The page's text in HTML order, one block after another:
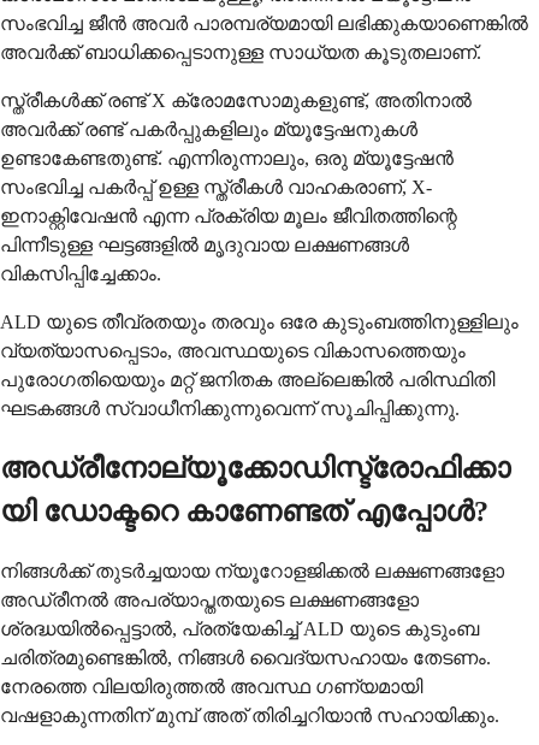
സംഭവിച്ച ജീൻ അവർ പാരമ്പര്യമായി ലഭിക്കുകയാണെങ്കിൽ
അവർക്ക് ബാധിക്കപ്പെടാനുള്ള സാധ്യത കൂടുതലാണ്.
സ്ത്രീകൾക്ക് രണ്ട് X ക്രോമസോമുകളുണ്ട്, അതിനാൽ
അവർക്ക് രണ്ട് പകർപ്പുകളിലും മ്യൂട്ടേഷനുകൾ
ഉണ്ടാകേണ്ടതുണ്ട്. എന്നിരുന്നാലും, ഒരു മ്യൂട്ടേഷൻ
സംഭവിച്ച പകർപ്പ് ഉള്ള സ്ത്രീകൾ വാഹകരാണ്, X-
ഇനാക്റ്റിവേഷൻ എന്ന പ്രക്രിയ മൂലം ജീവിതത്തിന്റെ
പിന്നീടുള്ള ഘട്ടങ്ങളിൽ മൃദുവായ ലക്ഷണങ്ങൾ
വികസിപ്പിച്ചേക്കാം.
ALD യുടെ തീവ്രതയും തരവും ഒരേ കുടുംബത്തിനുള്ളിലും
വ്യത്യാസപ്പെടാം, അവസ്ഥയുടെ വികാസത്തെയും
പുരോഗതിയെയും മറ്റ് ജനിതക അല്ലെങ്കിൽ പരിസ്ഥിതി
ഘടകങ്ങൾ സ്വാധീനിക്കുന്നുവെന്ന് സൂചിപ്പിക്കുന്നു.
അഡ്രീനോല്യൂക്കോഡിസ്ട്രോഫിക്കാ
യി ഡോക്ടറെ കാണേണ്ടത് എപ്പോൾ?
നിങ്ങൾക്ക് തുടർച്ചയായ ന്യൂറോളജിക്കൽ ലക്ഷണങ്ങളോ
അഡ്രീനൽ അപര്യാപ്തതയുടെ ലക്ഷണങ്ങളോ
ശ്രദ്ധയിൽപ്പെട്ടാൽ, പ്രത്യേകിച്ച് ALD യുടെ കുടുംബ
ചരിത്രമുണ്ടെങ്കിൽ, നിങ്ങൾ വൈദ്യസഹായം തേടണം.
നേരത്തെ വിലയിരുത്തൽ അവസ്ഥ ഗണ്യമായി
വഷളാകുന്നതിന് മുമ്പ് അത് തിരിച്ചറിയാൻ സഹായിക്കും.